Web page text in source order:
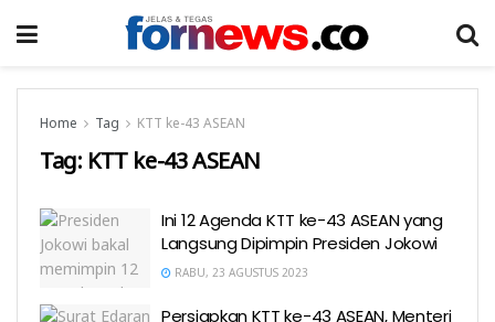
Home Tag KTT ke-43 ASEAN
Tag: KTT ke-43 ASEAN
Ini 12 Agenda KTT ke-43 ASEAN yang
Langsung Dipimpin Presiden Jokowi
RABU, 23 AGUSTUS 2023
Persiapkan KTT ke-43 ASEAN, Menteri